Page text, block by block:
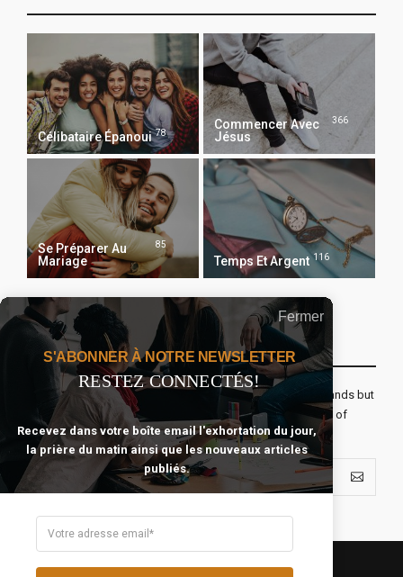
Célibataire Épanoui 78
Commencer Avec
Jésus
366
Se Préparer Au
Mariage
85
Temps Et Argent 116
Recevoir Notre Newsletter Chaque Matin
The real voyage of discovery consists not in seeking new lands but
seeing with new eyes. All journeys have secret destinations of
which the traveler is unaware.
Fermer
S'ABONNER À NOTRE NEWSLETTER
RESTEZ CONNECTÉS!
Recevez dans votre boîte email l'exhortation du jour,
la prière du matin ainsi que les nouveaux articles
publiés.